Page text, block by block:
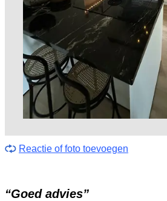
Reactie of foto toevoegen
“Goed advies”